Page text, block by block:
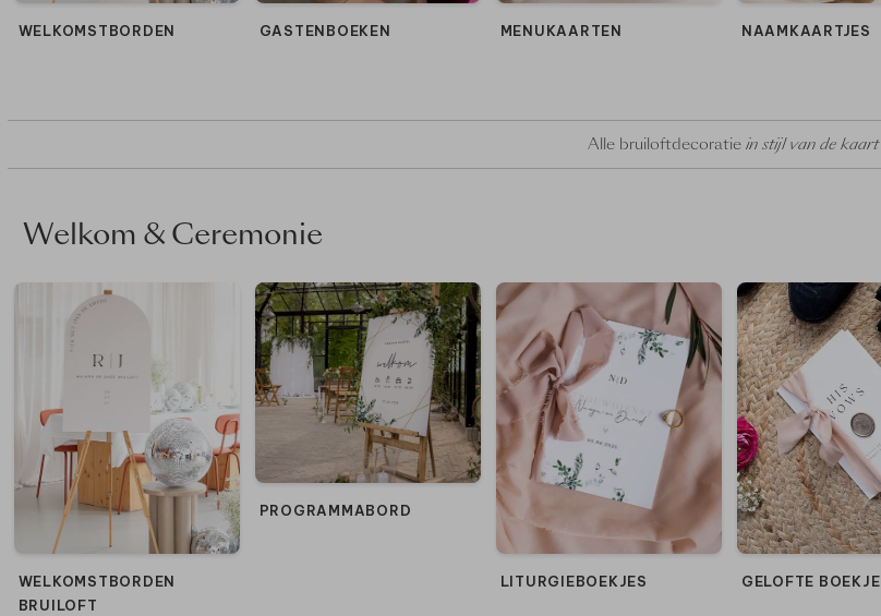
WELKOMSTBORDEN GASTENBOEKEN MENUKAARTEN NAAMKAARTJES
Alle bruiloftdecoratie in stijl van de kaart
Welkom & Ceremonie
WELKOMSTBORDEN
BRUILOFT
PROGRAMMABORD
LITURGIEBOEKJES GELOFTE BOEKJE